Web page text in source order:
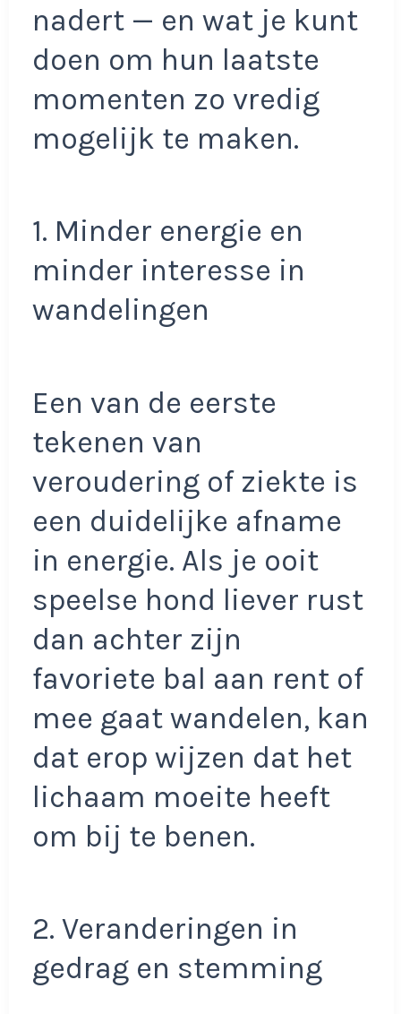
nadert — en wat je kunt
doen om hun laatste
momenten zo vredig
mogelijk te maken.
1. Minder energie en
minder interesse in
wandelingen
Een van de eerste
tekenen van
veroudering of ziekte is
een duidelijke afname
in energie. Als je ooit
speelse hond liever rust
dan achter zijn
favoriete bal aan rent of
mee gaat wandelen, kan
dat erop wijzen dat het
lichaam moeite heeft
om bij te benen.
2. Veranderingen in
gedrag en stemming